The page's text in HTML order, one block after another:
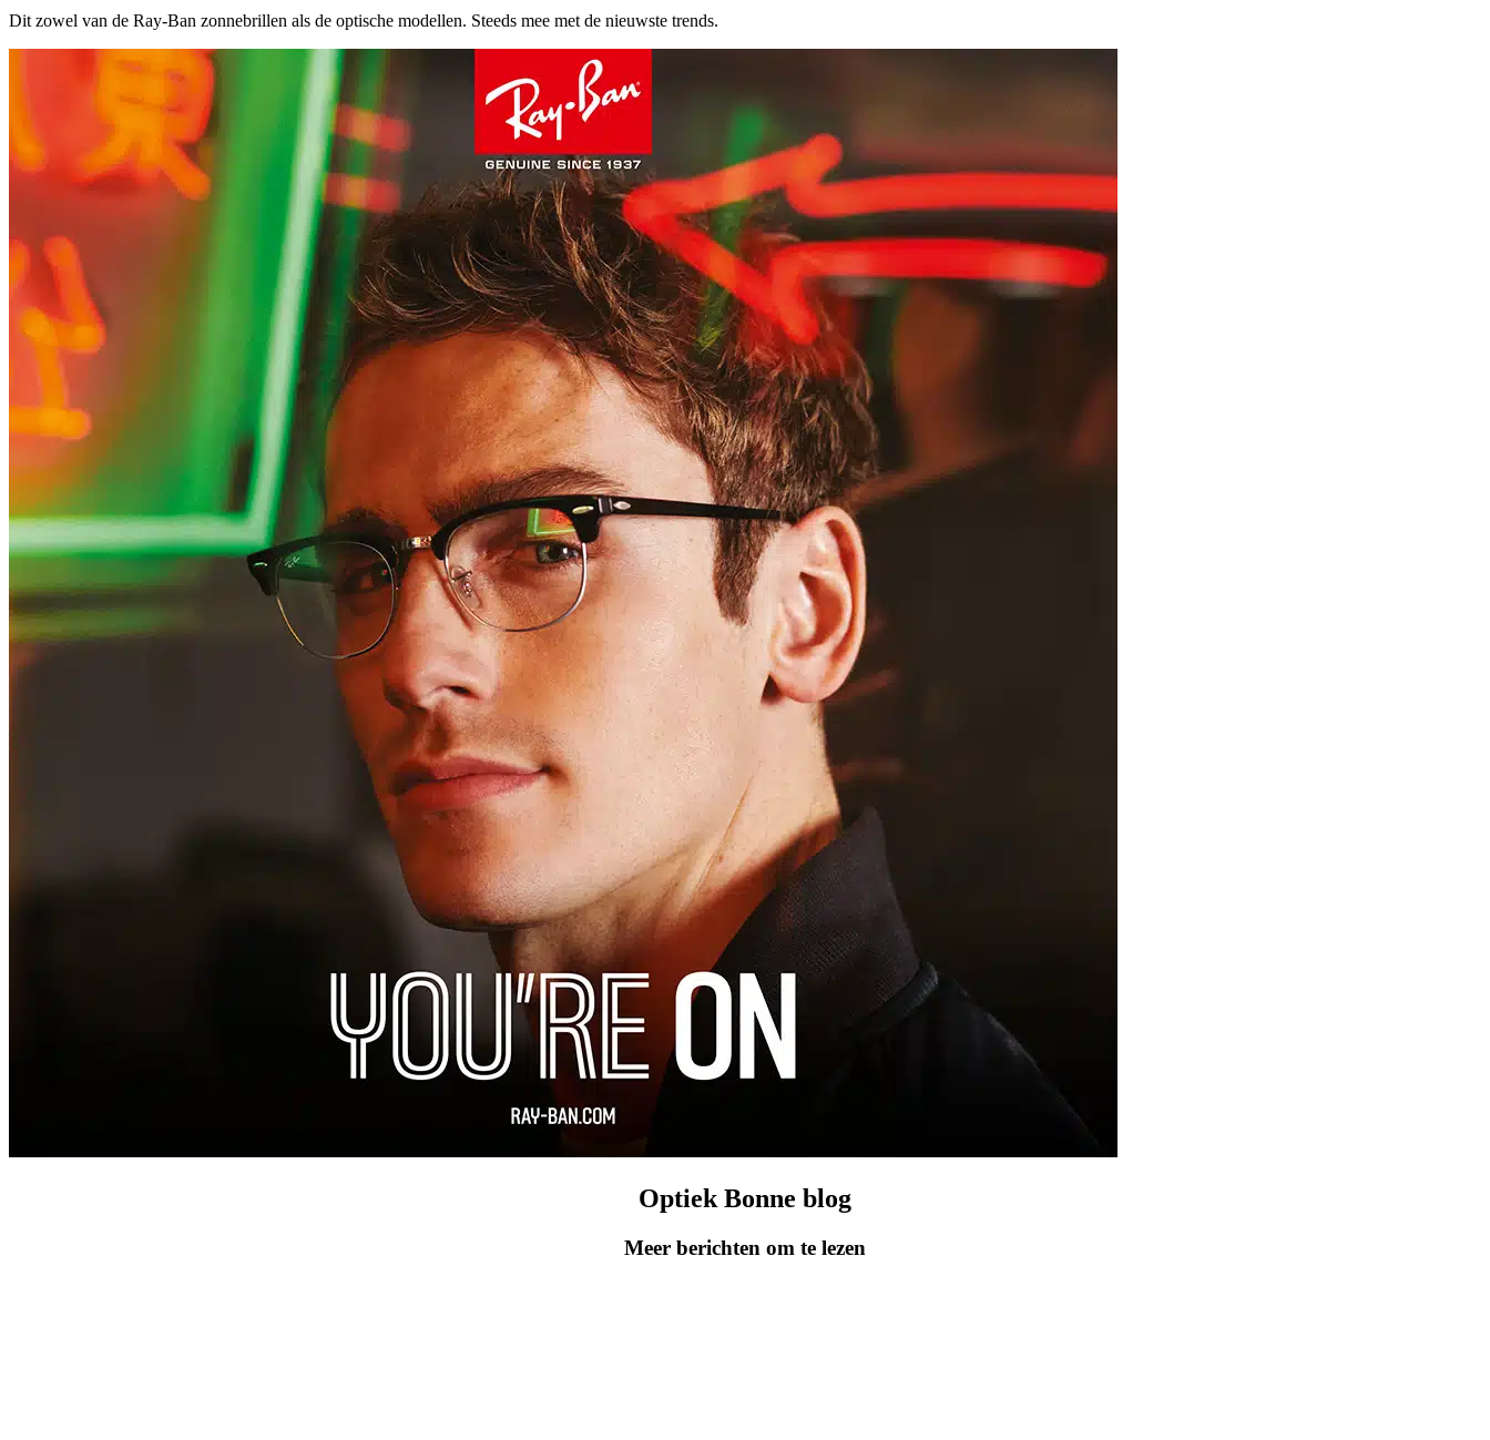
Dit zowel van de Ray-Ban zonnebrillen als de optische modellen. Steeds mee met de nieuwste trends.
Optiek Bonne blog
Meer berichten om te lezen